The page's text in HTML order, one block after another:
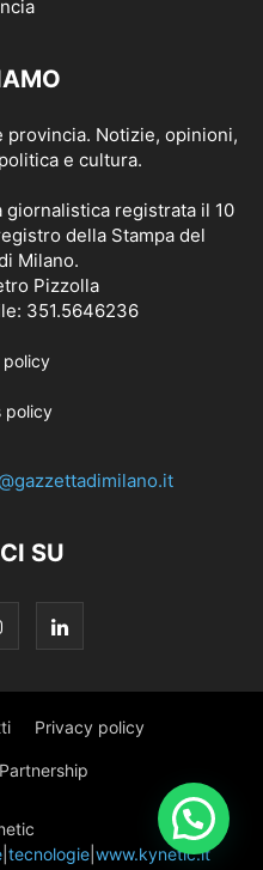
provincia. Notizie, opinioni,
e cultura.
registrata il 10
della Stampa del
Milano.
Pizzolla
351.5646236
policy
policy
SU
Privacy policy
tecnologie www.kynetic.it